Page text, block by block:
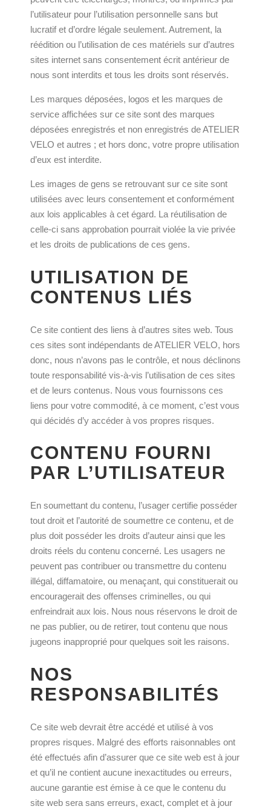
l’utilisateur pour l’utilisation personnelle sans but
lucratif et d’ordre légale seulement. Autrement, la
réédition ou l’utilisation de ces matériels sur d’autres
sites internet sans consentement écrit antérieur de
nous sont interdits et tous les droits sont réservés.
Les marques déposées, logos et les marques de
service affichées sur ce site sont des marques
déposées enregistrés et non enregistrés de ATELIER
VELO et autres ; et hors donc, votre propre utilisation
d’eux est interdite.
Les images de gens se retrouvant sur ce site sont
utilisées avec leurs consentement et conformément
aux lois applicables à cet égard. La réutilisation de
celle-ci sans approbation pourrait violée la vie privée
et les droits de publications de ces gens.
UTILISATION DE
CONTENUS LIÉS
Ce site contient des liens à d’autres sites web. Tous
ces sites sont indépendants de ATELIER VELO, hors
donc, nous n’avons pas le contrôle, et nous déclinons
toute responsabilité vis-à-vis l’utilisation de ces sites
et de leurs contenus. Nous vous fournissons ces
liens pour votre commodité, à ce moment, c’est vous
qui décidés d’y accéder à vos propres risques.
CONTENU FOURNI
PAR L’UTILISATEUR
En soumettant du contenu, l’usager certifie posséder
tout droit et l’autorité de soumettre ce contenu, et de
plus doit posséder les droits d’auteur ainsi que les
droits réels du contenu concerné. Les usagers ne
peuvent pas contribuer ou transmettre du contenu
illégal, diffamatoire, ou menaçant, qui constituerait ou
encouragerait des offenses criminelles, ou qui
enfreindrait aux lois. Nous nous réservons le droit de
ne pas publier, ou de retirer, tout contenu que nous
jugeons inapproprié pour quelques soit les raisons.
NOS
RESPONSABILITÉS
Ce site web devrait être accédé et utilisé à vos
propres risques. Malgré des efforts raisonnables ont
été effectués afin d’assurer que ce site web est à jour
et qu’il ne contient aucune inexactitudes ou erreurs,
aucune garantie est émise à ce que le contenu du
site web sera sans erreurs, exact, complet et à jour